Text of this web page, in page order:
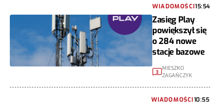
WIADOMOŚCI15:54
Zasięg Play
powiększył się
o 284 nowe
stacje bazowe
3
MIESZKO
ZAGAŃCZYK
WIADOMOŚCI10:55